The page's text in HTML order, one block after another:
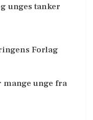
unges tanker
Forlag
unge fra